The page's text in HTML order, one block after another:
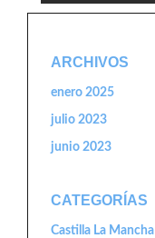
ARCHIVOS
enero 2025
julio 2023
junio 2023
CATEGORÍAS
Castilla La Mancha